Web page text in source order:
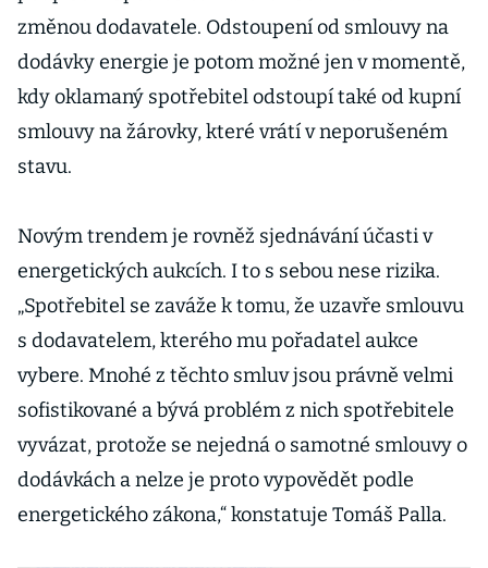
změnou dodavatele. Odstoupení od smlouvy na
dodávky energie je potom možné jen v momentě,
kdy oklamaný spotřebitel odstoupí také od kupní
smlouvy na žárovky, které vrátí v neporušeném
stavu.
Novým trendem je rovněž sjednávání účasti v
energetických aukcích. I to s sebou nese rizika.
„Spotřebitel se zaváže k tomu, že uzavře smlouvu
s dodavatelem, kterého mu pořadatel aukce
vybere. Mnohé z těchto smluv jsou právně velmi
sofistikované a bývá problém z nich spotřebitele
vyvázat, protože se nejedná o samotné smlouvy o
dodávkách a nelze je proto vypovědět podle
energetického zákona,“ konstatuje Tomáš Palla.